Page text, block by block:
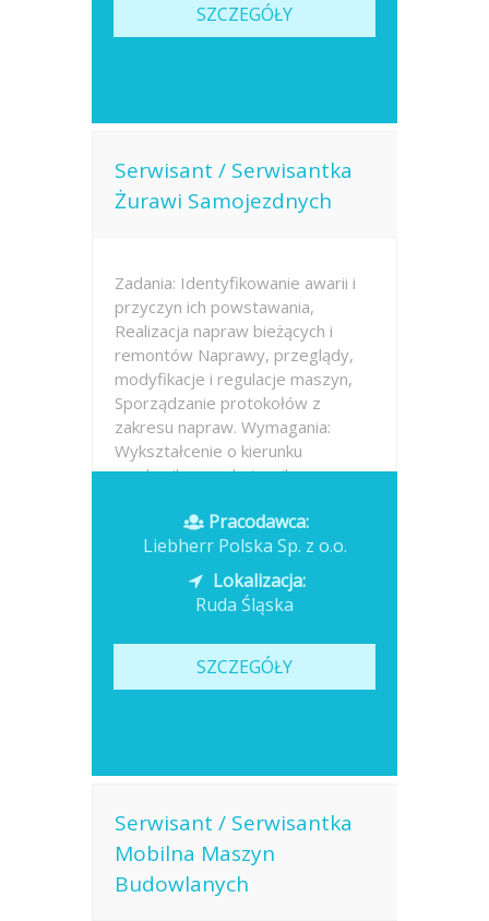
SZCZEGÓŁY
Serwisant / Serwisantka
Żurawi Samojezdnych
Zadania: Identyfikowanie awarii i
przyczyn ich powstawania,
Realizacja napraw bieżących i
remontów Naprawy, przeglądy,
modyfikacje i regulacje maszyn,
Sporządzanie protokołów z
zakresu napraw. Wymagania:
Wykształcenie o kierunku
mechanika, mechatronika,...
Opublikowano: 2026-07-13
Pracodawca:
Liebherr Polska Sp. z o.o.
Lokalizacja:
Ruda Śląska
SZCZEGÓŁY
Serwisant / Serwisantka
Mobilna Maszyn
Budowlanych